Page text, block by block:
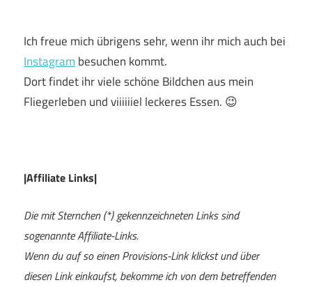
Ich freue mich übrigens sehr, wenn ihr mich auch bei
Instagram besuchen kommt.
Dort findet ihr viele schöne Bildchen aus mein
Fliegerleben und viiiiiiel leckeres Essen. 😉
|Affiliate Links|
Die mit Sternchen (*) gekennzeichneten Links sind
sogenannte Affiliate-Links.
Wenn du auf so einen Provisions-Link klickst und über
diesen Link einkaufst, bekomme ich von dem betreffenden